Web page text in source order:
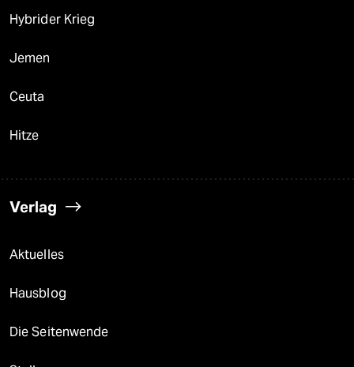
Hybrider Krieg
Jemen
Ceuta
Hitze
Verlag
Aktuelles
Hausblog
Die Seitenwende